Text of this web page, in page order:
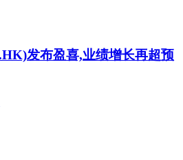
发布盈喜,业绩增长再超预